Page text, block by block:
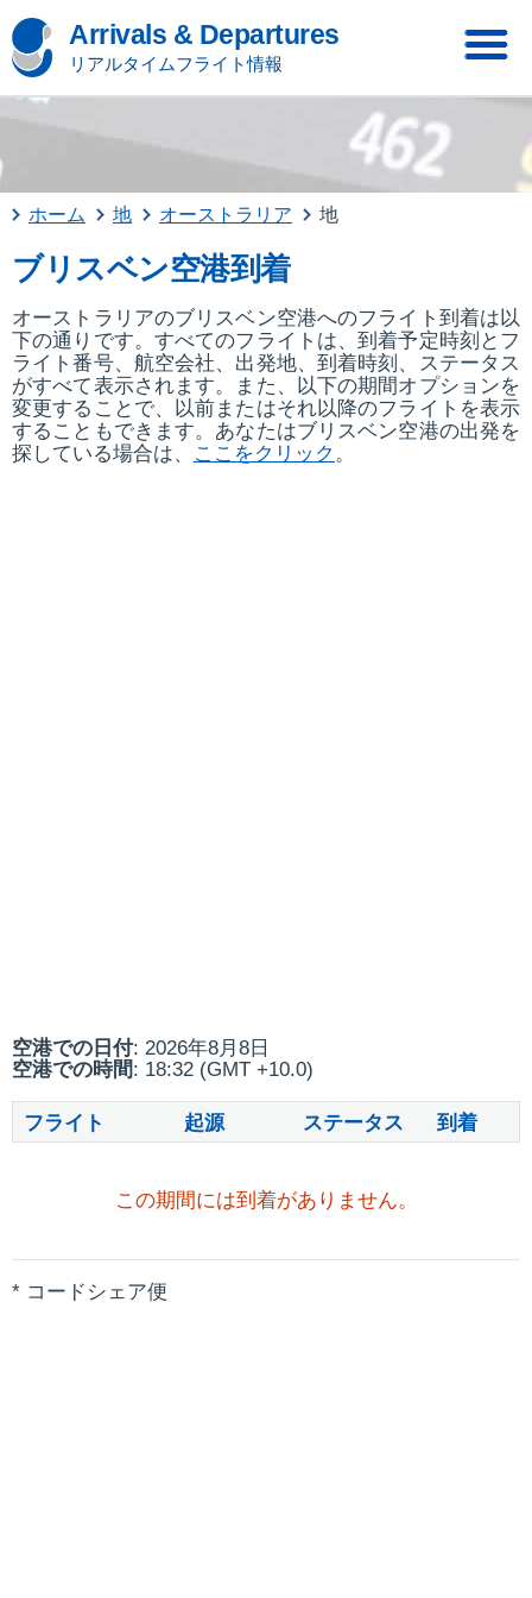
Arrivals & Departures
リアルタイムフライト情報
ホーム 地 オーストラリア 地
ブリスベン空港到着
オーストラリアのブリスベン空港へのフライト到着は以
下の通りです。すべてのフライトは、到着予定時刻とフ
ライト番号、航空会社、出発地、到着時刻、ステータス
がすべて表示されます。また、以下の期間オプションを
変更することで、以前またはそれ以降のフライトを表示
することもできます。あなたはブリスベン空港の出発を
探している場合は、
ここをクリック 。
空港での日付: 2026年8月8日
空港での時間: 18:32 (GMT +10.0)
フライト 起源 ステータス 到着
この期間には到着がありません。
* コードシェア便